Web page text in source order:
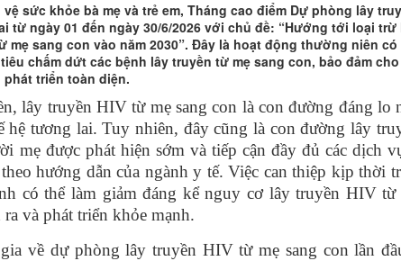
sức khỏe bà mẹ và trẻ em, Tháng cao điểm Dự phòng lây
từ ngày 01 đến ngày 30/6/2026 với chủ đề: “Hướng tới loại trừ
mẹ sang con vào năm 2030”. Đây là hoạt động thường niên
chấm dứt các bệnh lây truyền từ mẹ sang con, bảo đảm cho
triển toàn diện.
lây truyền HIV từ mẹ sang con là con đường đáng lo
hệ tương lai. Tuy nhiên, đây cũng là con đường lây
mẹ được phát hiện sớm và tiếp cận đầy đủ các dịch
hướng dẫn của ngành y tế. Việc can thiệp kịp thời
có thể làm giảm đáng kể nguy cơ lây truyền HIV từ
và phát triển khỏe mạnh.
về dự phòng lây truyền HIV từ mẹ sang con lần